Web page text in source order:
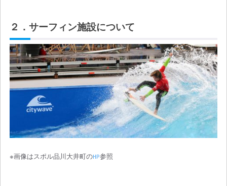
２．サーフィン施設について
※画像はスポル品川大井町のHP参照